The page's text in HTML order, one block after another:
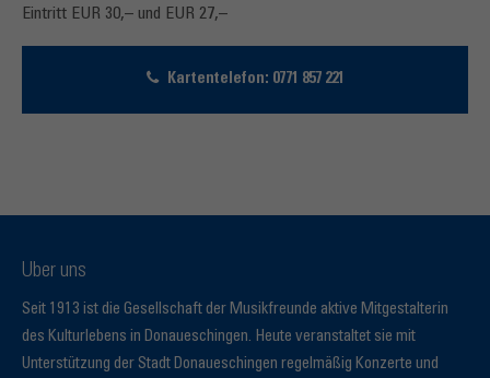
Eintritt EUR 30,– und EUR 27,–
Kartentelefon: 0771 857 221
Über uns
Seit 1913 ist die Gesellschaft der Musikfreunde aktive Mitgestalterin
des Kulturlebens in Donaueschingen. Heute veranstaltet sie mit
Unterstützung der Stadt Donaueschingen regelmäßig Konzerte und